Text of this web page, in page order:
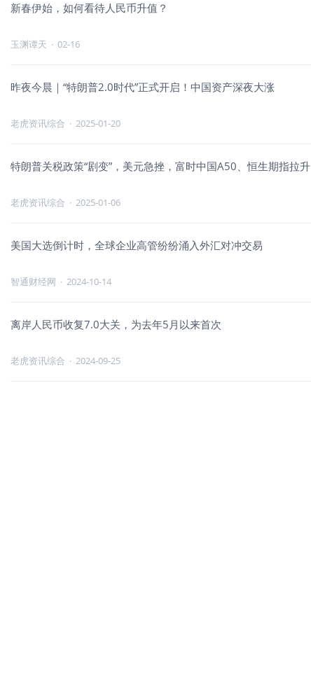
新春伊始，如何看待人民币升值？
玉渊谭天 · 02-16
昨夜今晨｜“特朗普2.0时代”正式开启！中国资产深夜大涨
老虎资讯综合 · 2025-01-20
特朗普关税政策“剧变”，美元急挫，富时中国A50、恒生期指拉升
老虎资讯综合 · 2025-01-06
美国大选倒计时，全球企业高管纷纷涌入外汇对冲交易
智通财经网 · 2024-10-14
离岸人民币收复7.0大关，为去年5月以来首次
老虎资讯综合 · 2024-09-25